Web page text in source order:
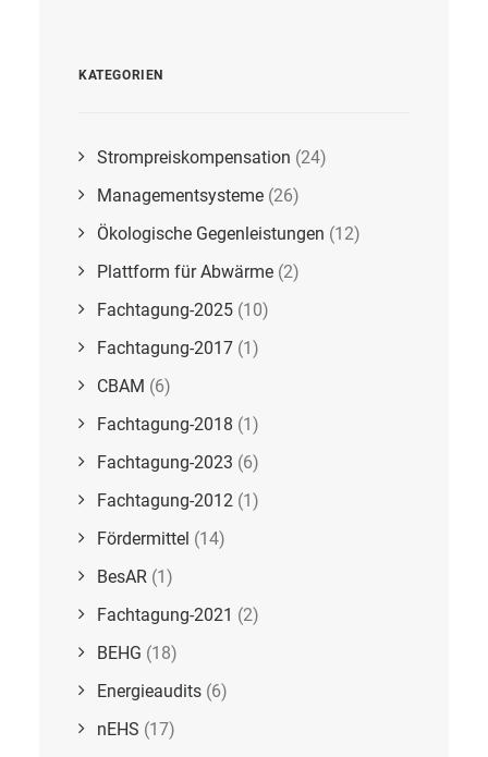
KATEGORIEN
Strompreiskompensation (24)
Managementsysteme (26)
Ökologische Gegenleistungen (12)
Plattform für Abwärme (2)
Fachtagung-2025 (10)
Fachtagung-2017 (1)
CBAM (6)
Fachtagung-2018 (1)
Fachtagung-2023 (6)
Fachtagung-2012 (1)
Fördermittel (14)
BesAR (1)
Fachtagung-2021 (2)
BEHG (18)
Energieaudits (6)
nEHS (17)